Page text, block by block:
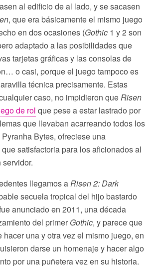
al edificio de al lado, y se sacasen
, que era básicamente el mismo juego
en dos ocasiones (Gothic 1 y 2 son
adaptado a las posibilidades que
tarjetas gráficas y las consolas de
o casi, porque el juego tampoco es
técnica precisamente. Estas
caso, no impidieron queRisen
de rol que pese a estar lastrado por
que llevaban acarreando todos los
Bytes, ofreciese una
satisfactoria para los aficionados al
llegamos aRisen 2: Dark
secuela tropical del hijo bastardo
anunciado en 2011, una década
del primer Gothic, y parece que
hacer una y otra vez el mismo juego, en
darse un homenaje y hacer algo
por una puñetera vez en su historia.